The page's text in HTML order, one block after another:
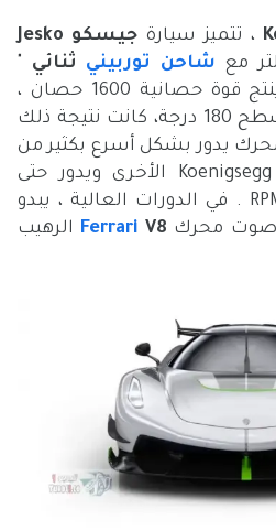
، تتميز سيارة جيسكو Jesko
شاحن توربيني ثنائي
" ينتج قوة حصانية 1600 حصان ،
المحرك يتميز بعمود مسطح 180 درجة، كانت نتيجة ذلك
يدور بشكل أسرع بكثير من
Koenigsegg الأخرى ويدور حتى
8500 دورة في الدقيقة RPM . في الدورات العالية ، يبدو
صوت محرك
Ferrari V8
الرهيب